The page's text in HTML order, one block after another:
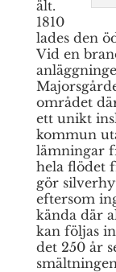
ält.
1810
lades den
Vid en
området
ett unikt
kommun
lämningar
hela flödet
gör
eftersom
kända där
kan följas
det 250 år